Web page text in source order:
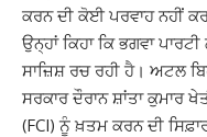
ਕਰਨ ਦੀ ਕੋਈ ਪਰਵਾਹ ਨਹੀਂ
ਉਨ੍ਹਾਂ ਕਿਹਾ ਕਿ ਭਗਵਾ
ਸਾਜ਼ਿਸ਼ ਰਚ ਰਹੀ ਹੈ। ਅਟਲ
ਸਰਕਾਰ ਦੌਰਾਨ ਸ਼ਾਂਤਾ ਕੁਮਾਰ
(FCI) ਨੂੰ ਖ਼ਤਮ ਕਰਨ ਦੀ